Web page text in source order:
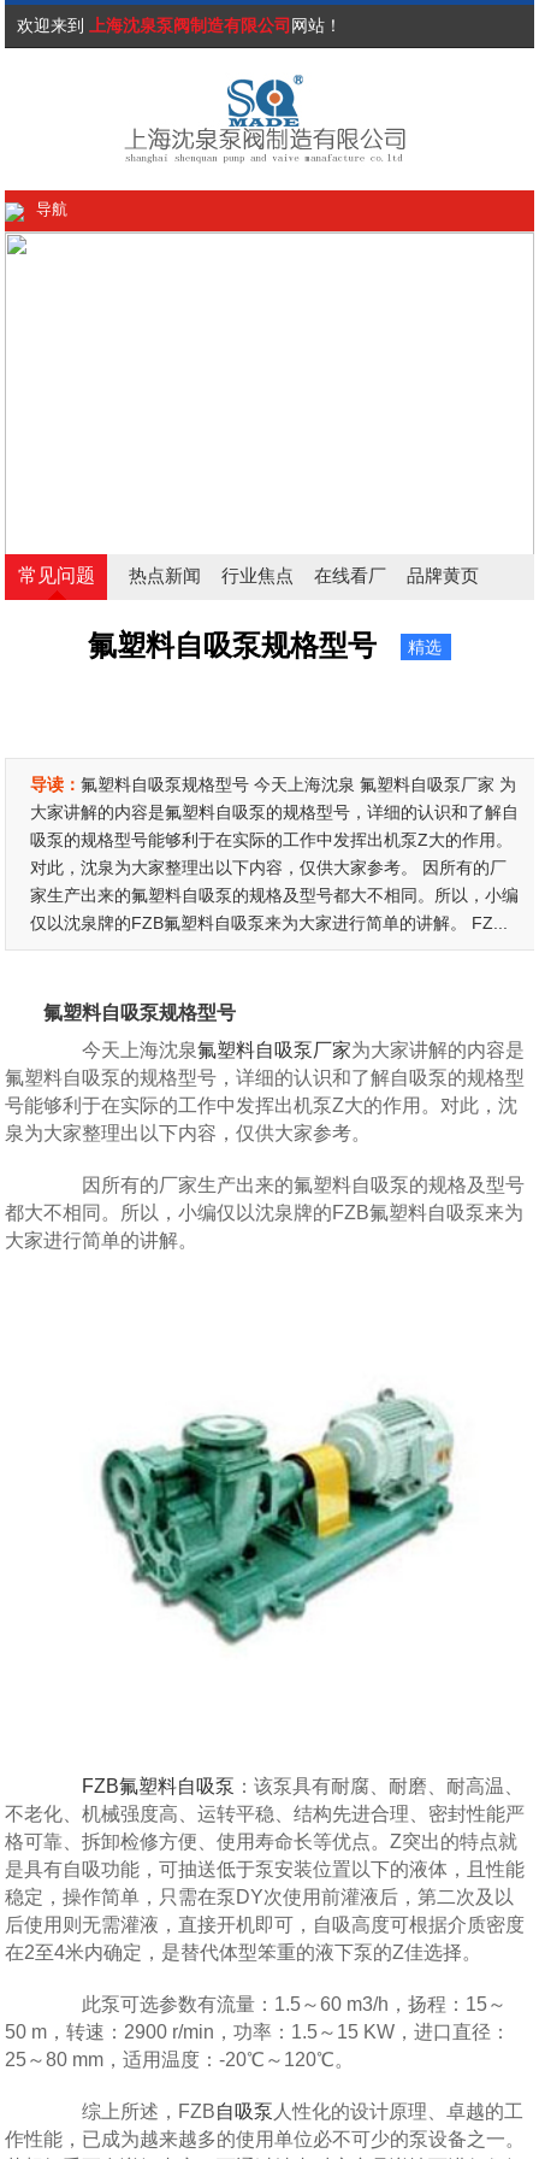
欢迎来到 上海沈泉泵阀制造有限公司 网站！
导航
常见问题 热点新闻 行业焦点 在线看厂 品牌黄页
氟塑料自吸泵规格型号 精选
导读：氟塑料自吸泵规格型号 今天上海沈泉 氟塑料自吸泵厂家 为
大家讲解的内容是氟塑料自吸泵的规格型号，详细的认识和了解自
吸泵的规格型号能够利于在实际的工作中发挥出机泵Z大的作用。
对此，沈泉为大家整理出以下内容，仅供大家参考。 因所有的厂
家生产出来的氟塑料自吸泵的规格及型号都大不相同。所以，小编
仅以沈泉牌的FZB氟塑料自吸泵来为大家进行简单的讲解。 FZ...
氟塑料自吸泵规格型号
今天上海沈泉氟塑料自吸泵厂家为大家讲解的内容是
氟塑料自吸泵的规格型号，详细的认识和了解自吸泵的规格型
号能够利于在实际的工作中发挥出机泵Z大的作用。对此，沈
泉为大家整理出以下内容，仅供大家参考。
因所有的厂家生产出来的氟塑料自吸泵的规格及型号
都大不相同。所以，小编仅以沈泉牌的FZB氟塑料自吸泵来为
大家进行简单的讲解。
FZB氟塑料自吸泵 ：该泵具有耐腐、耐磨、耐高温、
不老化、机械强度高、运转平稳、结构先进合理、密封性能严
格可靠、拆卸检修方便、使用寿命长等优点。Z突出的特点就
是具有自吸功能，可抽送低于泵安装位置以下的液体，且性能
稳定，操作简单，只需在泵DY次使用前灌液后，第二次及以
后使用则无需灌液，直接开机即可，自吸高度可根据介质密度
在2至4米内确定，是替代体型笨重的液下泵的Z佳选择。
此泵可选参数有流量：1.5～60 m3/h，扬程：15～
50 m，转速：2900 r/min，功率：1.5～15 KW，进口直径：
25～80 mm，适用温度：-20℃～120℃。
综上所述，FZB自吸泵 人性化的设计原理、卓越的工
作性能，已成为越来越多的使用单位必不可少的泵设备之一。